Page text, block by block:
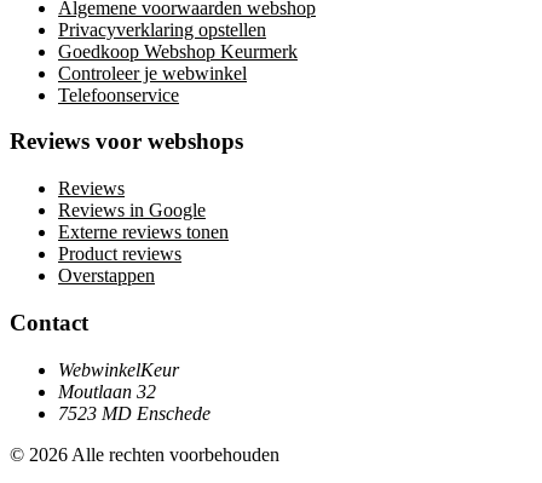
Algemene voorwaarden webshop
Privacyverklaring opstellen
Goedkoop Webshop Keurmerk
Controleer je webwinkel
Telefoonservice
Reviews voor webshops
Reviews
Reviews in Google
Externe reviews tonen
Product reviews
Overstappen
Contact
WebwinkelKeur
Moutlaan 32
7523 MD Enschede
© 2026 Alle rechten voorbehouden